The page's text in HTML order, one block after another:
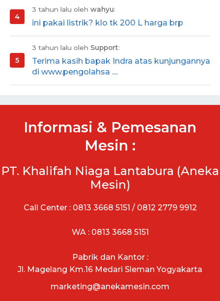
3 tahun lalu oleh wahyu:
ini pakai listrik? klo tk 200 L harga brp
3 tahun lalu oleh Support:
Terima kasih bapak Indra atas kunjungannya
di www.pengolahsa ....
Informasi & Pemesanan
Mesin :
PT. Khalifah Niaga Lantabura (Aneka
Mesin)
Call Center : 0813 3668 5151 / 0812 2779 9912
WA : 0813 3668 5151
Pabrik dan Kantor :
Jl. Magelang Km.16 Medari Sleman Yogyakarta
marketing@anekamesin.com